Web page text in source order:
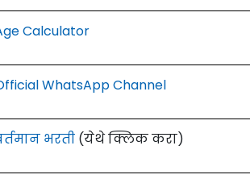
Calculator
WhatsApp Channel
भरती (येथे क्लिक करा)